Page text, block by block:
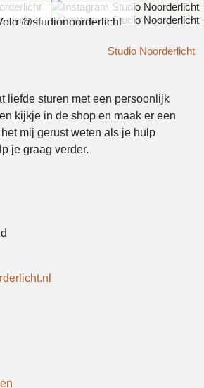
@studionoorderlicht
liefde sturen met een persoonlijk
kijkje in de shop en maak er een
mij gerust weten als je hulp
je graag verder.